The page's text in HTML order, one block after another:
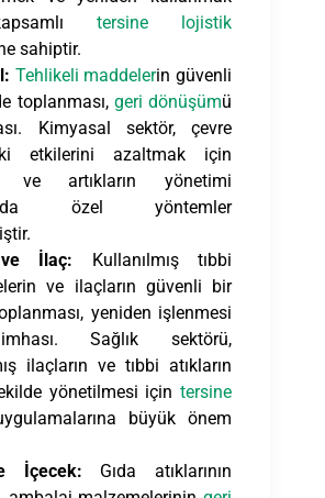
tersine lojistik
sahiptir.
Tehlikeli maddelerin güvenli
toplanması, geri dönüşümü
Kimyasal sektör, çevre
etkilerini azaltmak için
ve artıkların yönetimi
özel yöntemler
İlaç: Kullanılmış tıbbi
ve ilaçların güvenli bir
yeniden işlenmesi
Sağlık sektörü,
ilaçların ve tıbbi atıkların
yönetilmesi için tersine
büyük önem
İçecek: Gıda atıklarının